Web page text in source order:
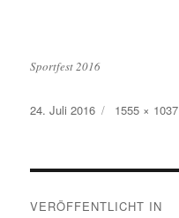
Sportfest 2016
Veröffentlicht
24. Juli 2016 Originalgröße
1555 × 1037
VERÖFFENTLICHT IN